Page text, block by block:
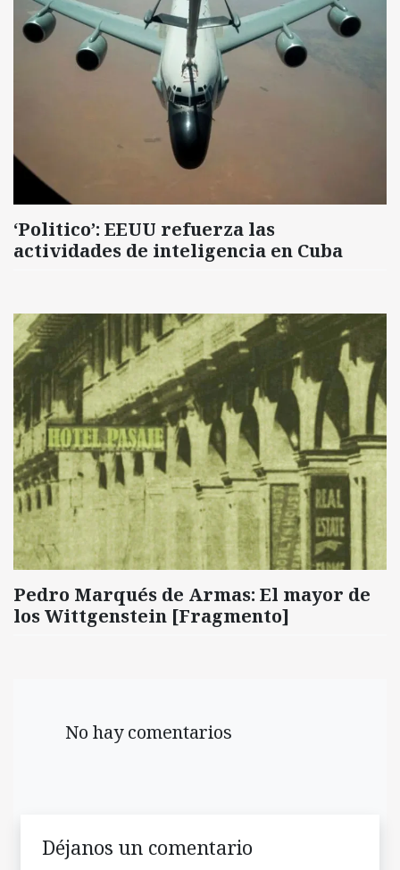
‘Politico’: EEUU refuerza las
actividades de inteligencia en Cuba
Pedro Marqués de Armas: El mayor de
los Wittgenstein [Fragmento]
No hay comentarios
Déjanos un comentario